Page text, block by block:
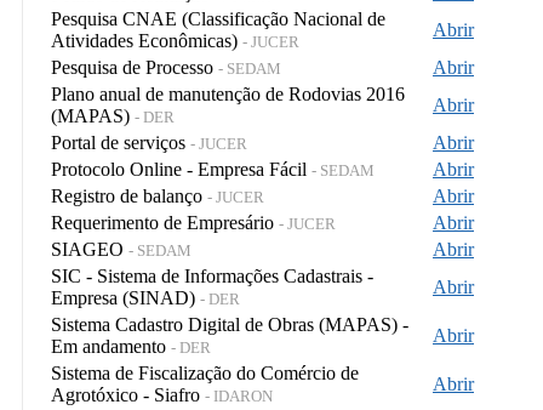
Pesquisa CNAE (Classificação Nacional de
Atividades Econômicas) - JUCER
Abrir
Pesquisa de Processo - SEDAM
Abrir
Plano anual de manutenção de Rodovias 2016
(MAPAS) - DER
Abrir
Portal de serviços - JUCER
Abrir
Protocolo Online - Empresa Fácil - SEDAM
Abrir
Registro de balanço - JUCER
Abrir
Requerimento de Empresário - JUCER
Abrir
SIAGEO - SEDAM
Abrir
SIC - Sistema de Informações Cadastrais -
Empresa (SINAD) - DER
Abrir
Sistema Cadastro Digital de Obras (MAPAS) -
Em andamento - DER
Abrir
Sistema de Fiscalização do Comércio de
Agrotóxico - Siafro - IDARON
Abrir